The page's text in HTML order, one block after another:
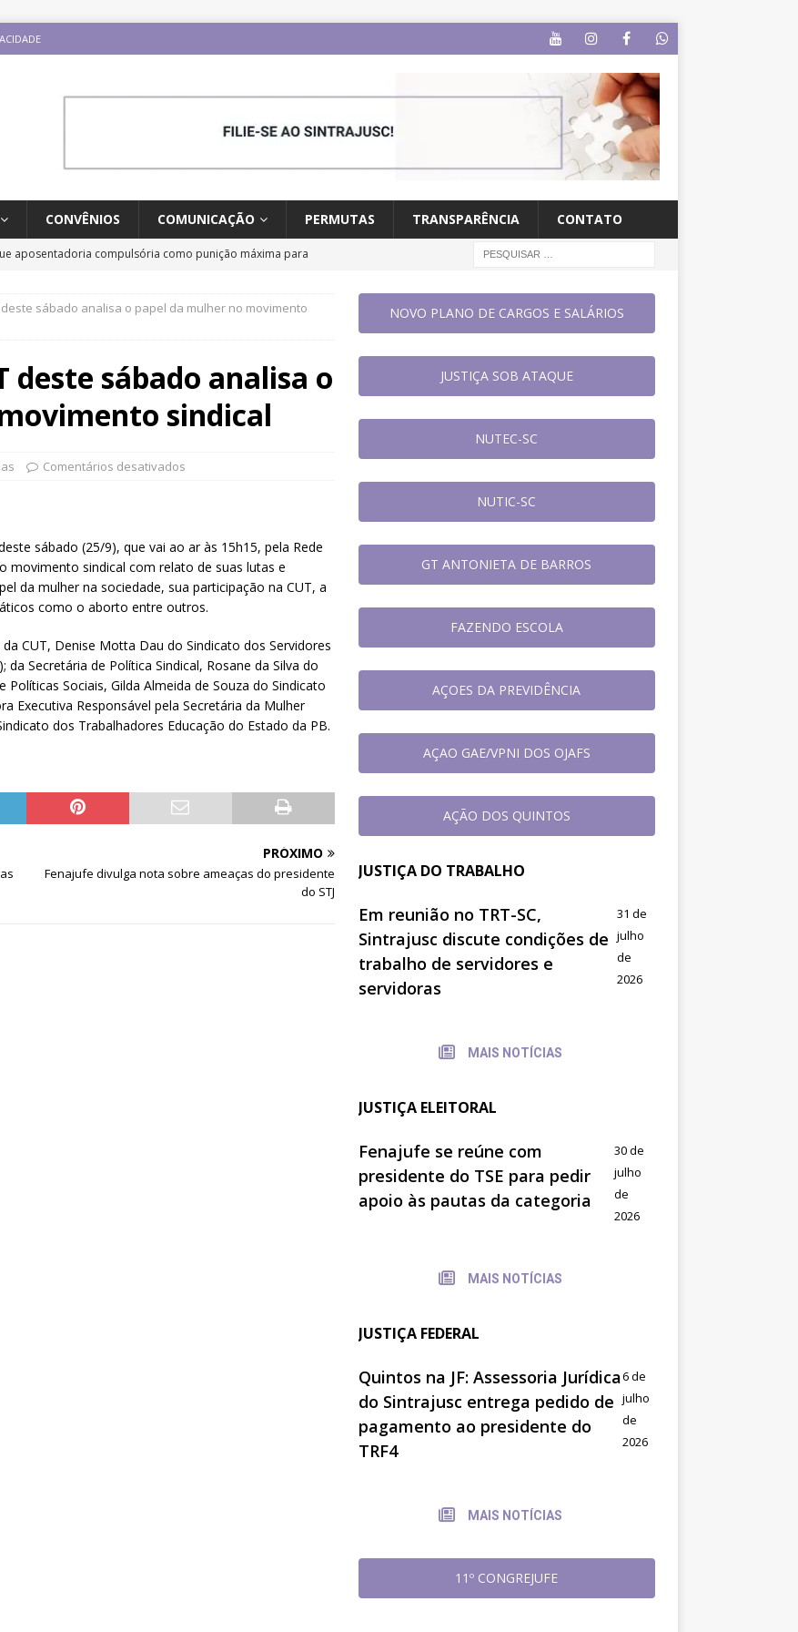
CONVÊNIOS COMUNICAÇÃO PERMUTAS TRANSPARÊNCIA CONTATO
aposentadoria compulsória como punição máxima para
do Sintrajusc e conheça as funcionalidades
Internacional “Ninguém é Ilegal – Migração, Racismo e
UFSC
DESTAQUES
tecnologias no serviço público
deste sábado analisa o papel da mulher no movimento
deste sábado analisa o
sindical
Comentários desativados
sábado (25/9), que vai ao ar às 15h15, pela Rede
movimento sindical com relato de suas lutas e
da mulher na sociedade, sua participação na CUT, a
como o aborto entre outros.
CUT, Denise Motta Dau do Sindicato dos Servidores
da Secretária de Política Sindical, Rosane da Silva do
Políticas Sociais, Gilda Almeida de Souza do Sindicato
Executiva Responsável pela Secretária da Mulher
dos Trabalhadores Educação do Estado da PB.
PRÓXIMO
Fenajufe divulga nota sobre ameaças do presidente
do STJ
NOVO PLANO DE CARGOS E SALÁRIOS
JUSTIÇA SOB ATAQUE
NUTEC-SC
NUTIC-SC
GT ANTONIETA DE BARROS
FAZENDO ESCOLA
AÇOES DA PREVIDÊNCIA
AÇAO GAE/VPNI DOS OJAFS
AÇÃO DOS QUINTOS
JUSTIÇA DO TRABALHO
Em reunião no TRT-SC,
Sintrajusc discute condições de
trabalho de servidores e
servidoras
31 de
julho
de
2026
MAIS NOTÍCIAS
JUSTIÇA ELEITORAL
Fenajufe se reúne com
presidente do TSE para pedir
apoio às pautas da categoria
30 de
julho
de
2026
MAIS NOTÍCIAS
JUSTIÇA FEDERAL
Quintos na JF: Assessoria Jurídica
do Sintrajusc entrega pedido de
pagamento ao presidente do
TRF4
6 de
julho
de
2026
MAIS NOTÍCIAS
11º CONGREJUFE